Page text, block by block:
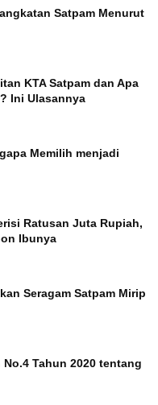
Satpam Menurut
KTA Satpam dan Apa
Ini Ulasannya
Memilih menjadi
Ratusan Juta Rupiah,
Ibunya
Seragam Satpam Mirip
Tahun 2020 tentang